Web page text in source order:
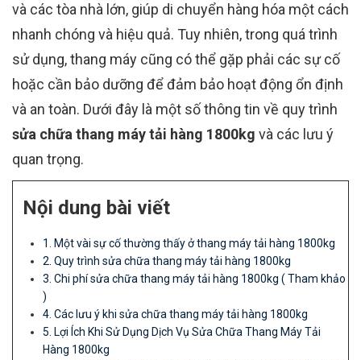
và các tòa nhà lớn, giúp di chuyển hàng hóa một cách
nhanh chóng và hiệu quả. Tuy nhiên, trong quá trình
sử dụng, thang máy cũng có thể gặp phải các sự cố
hoặc cần bảo dưỡng để đảm bảo hoạt động ổn định
và an toàn. Dưới đây là một số thông tin về quy trình
sửa chữa thang máy tải hàng 1800kg và các lưu ý
quan trọng.
Nội dung bài viết
1. Một vài sự cố thường thấy ở thang máy tải hàng 1800kg
2. Quy trình sửa chữa thang máy tải hàng 1800kg
3. Chi phí sửa chữa thang máy tải hàng 1800kg ( Tham khảo
)
4. Các lưu ý khi sửa chữa thang máy tải hàng 1800kg
5. Lợi Ích Khi Sử Dụng Dịch Vụ Sửa Chữa Thang Máy Tải
Hàng 1800kg